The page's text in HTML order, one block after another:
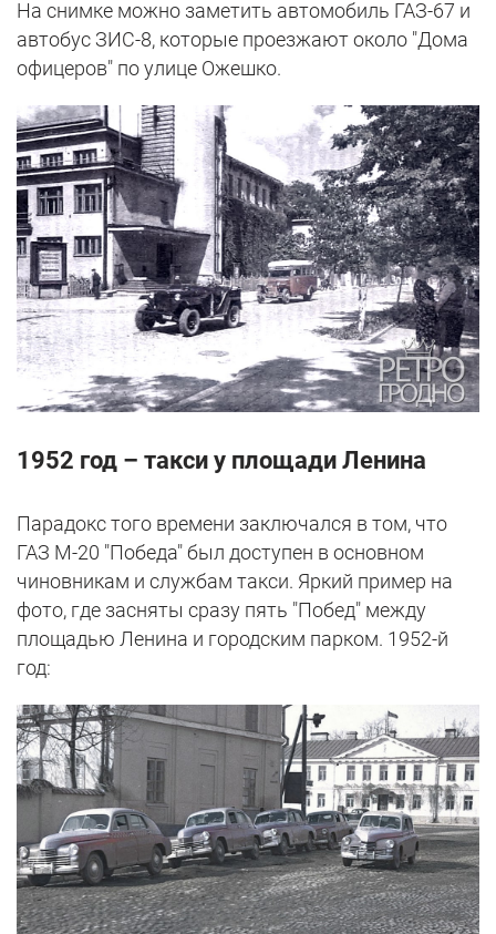
На снимке можно заметить автомобиль ГАЗ-67 и
автобус ЗИС-8, которые проезжают около "Дома
офицеров" по улице Ожешко.
1952 год – такси у площади Ленина
Парадокс того времени заключался в том, что
ГАЗ M-20 "Победа" был доступен в основном
чиновникам и службам такси. Яркий пример на
фото, где засняты сразу пять "Побед" между
площадью Ленина и городским парком. 1952-й
год: